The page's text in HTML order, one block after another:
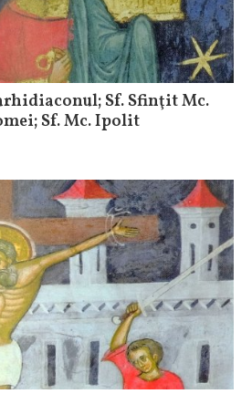
Sf. Sfinţit Mc.
Sf. Mc. Ipolit